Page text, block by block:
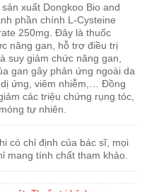
xuất Dongkoo Bio and
phần chính L-Cysteine
250mg. Đây là thuốc
năng gan, hỗ trợ điều trị
suy giảm chức năng gan,
gan gây phản ứng ngoài da
ứng, viêm nhiễm,… Đồng
các triệu chứng rụng tóc,
tự nhiên.
có chỉ định của bác sĩ, mọi
mang tính chất tham khảo.